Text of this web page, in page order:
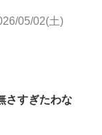
05/02(土)
さすぎたわな